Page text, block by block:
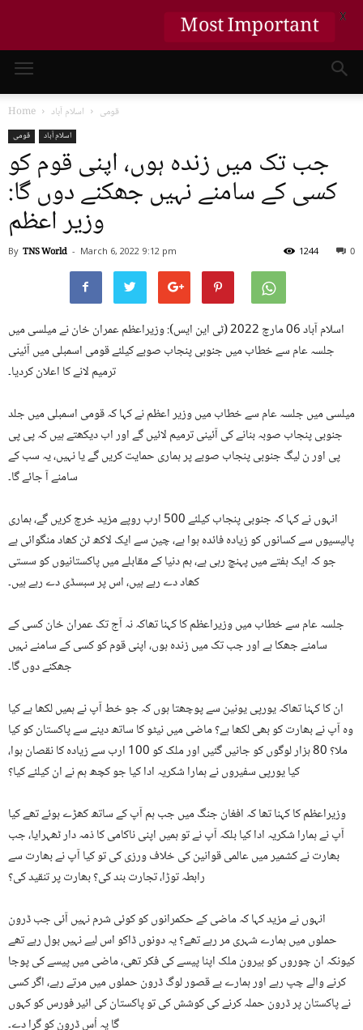
Home قومی اسلام آباد
قومی اسلام آباد
جب تک میں زندہ ہوں، اپنی قوم کو
کسی کے سامنے نہیں جھکنے دوں گا:
وزیر اعظم
By TNS World - March 6, 2022 9:12 pm 0
1244
اسلام آباد 06 مارچ 2022 (ٹی این ایس): وزیراعظم عمران خان نے میلسی میں
جلسہ عام سے خطاب میں جنوبی پنجاب صوبے کیلئے قومی اسمبلی میں آئینی
ترمیم لانے کا اعلان کردیا۔
میلسی میں جلسہ عام سے خطاب میں وزیر اعظم نے کہا کہ قومی اسمبلی میں جلد
جنوبی پنجاب صوبہ بنانے کی آئینی ترمیم لائیں گے اور اب دیکھتے ہیں کہ پی پی
پی اور ن لیگ جنوبی پنجاب صوبے پر ہماری حمایت کریں گے یا نہیں، یہ سب کے
سامنے آ جائے گا۔
انہوں نے کہا کہ جنوبی پنجاب کیلئے 500 ارب روپے مزید خرچ کریں گے، ہماری
پالیسیوں سے کسانوں کو زیادہ فائدہ ہوا ہے، چین سے ایک لاکھ ٹن کھاد منگوائی ہے
جو کہ ایک ہفتے میں پہنچ رہی ہے، ہم دنیا کے مقابلے میں پاکستانیوں کو سستی
کھاد دے رہے ہیں، اس پر سبسڈی دے رہے ہیں۔
جلسہ عام سے خطاب میں وزیراعظم کا کہنا تھاکہ نہ آج تک عمران خان کسی کے
سامنے جھکا ہے اور جب تک میں زندہ ہوں، اپنی قوم کو کسی کے سامنے نہیں
جھکنے دوں گا۔
ان کا کہنا تھاکہ یورپی یونین سے پوچھتا ہوں کہ جو خط آپ نے ہمیں لکھا ہے کیا
وہ آپ نے بھارت کو بھی لکھا ہے؟ ماضی میں نیٹو کا ساتھ دینے سے پاکستان کو کیا
ملا؟ 80 ہزار لوگوں کو جانیں گئیں اور ملک کو 100 ارب سے زیادہ کا نقصان ہوا،
کیا یورپی سفیروں نے ہمارا شکریہ ادا کیا جو کچھ ہم نے ان کیلئے کیا؟
وزیراعظم کا کہنا تھا کہ افغان جنگ میں جب ہم آپ کے ساتھ کھڑے ہوئے تھے کیا
آپ نے ہمارا شکریہ ادا کیا بلکہ آپ نے تو ہمیں اپنی ناکامی کا ذمہ دار ٹھہرایا، جب
بھارت نے کشمیر میں عالمی قوانین کی خلاف ورزی کی تو کیا آپ نے بھارت سے
رابطہ توڑا، تجارت بند کی؟ بھارت پر تنقید کی؟
انہوں نے مزید کہا کہ ماضی کے حکمرانوں کو کوئی شرم نہیں آئی جب ڈرون
حملوں میں ہمارے شہری مر رہے تھے؟ یہ دونوں ڈاکو اس لیے نہیں بول رہے تھے
کیونکہ ان چوروں کو بیرون ملک اپنا پیسے کی فکر تھی، ماضی میں پیسے کی پوجا
کرنے والے چپ رہے اور ہمارے بے قصور لوگ ڈرون حملوں میں مرتے رہے، اگر کسی
نے پاکستان پر ڈرون حملہ کرنے کی کوشش کی تو پاکستان کی ائیر فورس کو کہوں
گا یہ اُس ڈرون کو گرا دے۔
Most Important X